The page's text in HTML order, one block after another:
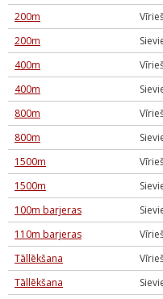
200m
200m
400m
400m
800m
800m
1500m
1500m
100m barjeras
110m barjeras
Tāllēkšana
Tāllēkšana